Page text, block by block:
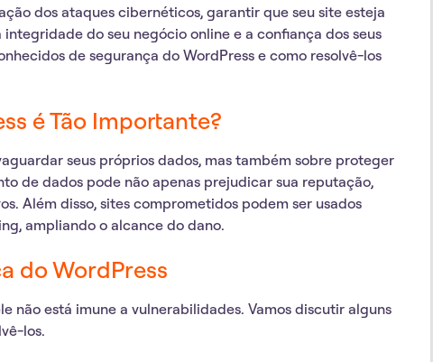
dos ataques cibernéticos, garantir que seu site esteja
do seu negócio online e a confiança dos seus
de segurança do WordPress e como resolvê-los
é Tão Importante?
seus próprios dados, mas também sobre proteger
de dados pode não apenas prejudicar sua reputação,
Além disso, sites comprometidos podem ser usados
ampliando o alcance do dano.
do WordPress
não está imune a vulnerabilidades. Vamos discutir alguns
los.